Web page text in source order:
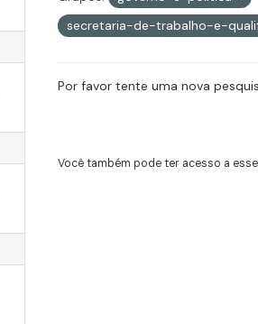
secretaria-de-trabalho-e-
Por favor tente uma nova
Você também pode ter acesso a